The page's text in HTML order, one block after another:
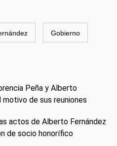
Gobierno
Peña y Alberto
motivo de sus reuniones
actos de Alberto Fernández
de socio honorífico